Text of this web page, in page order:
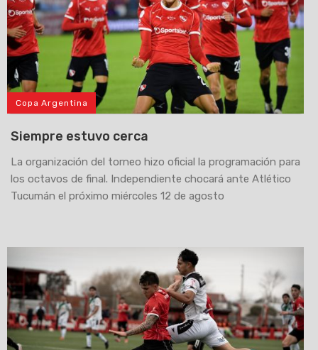
Copa Argentina
Siempre estuvo cerca
La organización del torneo hizo oficial la programación para
los octavos de final. Independiente chocará ante Atlético
Tucumán el próximo miércoles 12 de agosto